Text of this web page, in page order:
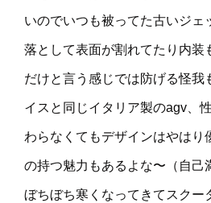
いのでいつも被ってた古いジェ
落として表面が割れてたり内装
だけと言う感じでは防げる怪我
イスと同じイタリア製のagv、
わらなくてもデザインはやは
の持つ魅力もあるよな〜（自
ぼちぼち寒くなってきてスクー